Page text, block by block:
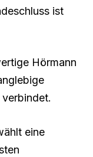
ist
Hörmann
eine